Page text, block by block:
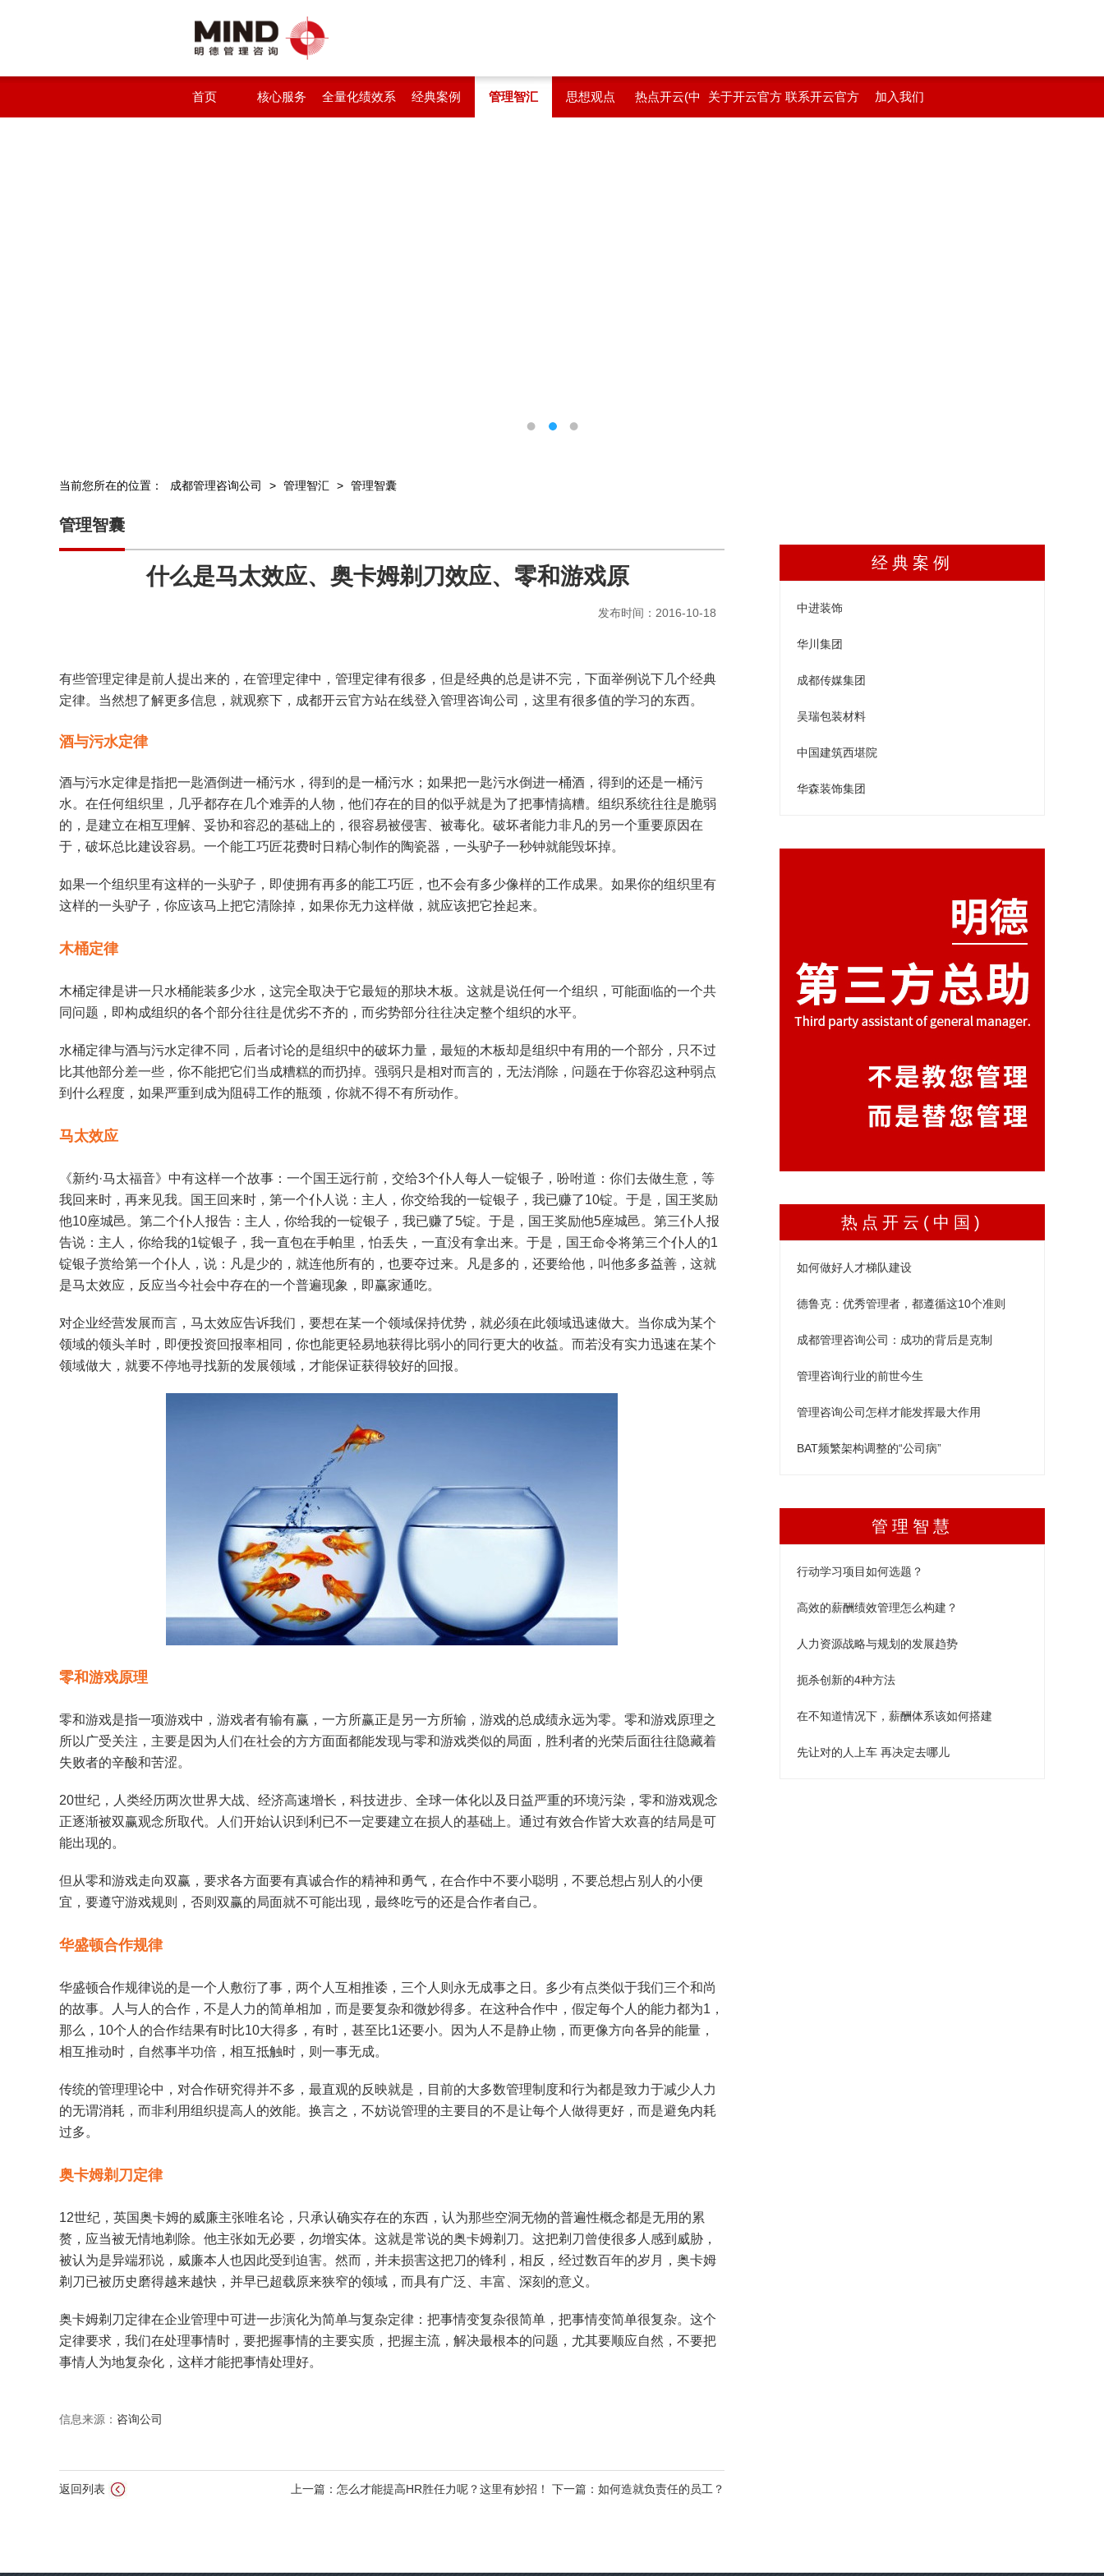
首页 核心服务 全量化绩效系 经典案例 管理智汇 思想观点 热点开云(中 关于开云官方 联系开云官方 加入我们
当前您所在的位置： 成都管理咨询公司 > 管理智汇 > 管理智囊
管理智囊
什么是马太效应、奥卡姆剃刀效应、零和游戏原
发布时间：2016-10-18
有些管理定律是前人提出来的，在管理定律中，管理定律有很多，但是经典的总是讲不完，下面举例说下几个经典
定律。当然想了解更多信息，就观察下，成都开云官方站在线登入管理咨询公司，这里有很多值的学习的东西。
酒与污水定律
酒与污水定律是指把一匙酒倒进一桶污水，得到的是一桶污水；如果把一匙污水倒进一桶酒，得到的还是一桶污
水。在任何组织里，几乎都存在几个难弄的人物，他们存在的目的似乎就是为了把事情搞糟。组织系统往往是脆弱
的，是建立在相互理解、妥协和容忍的基础上的，很容易被侵害、被毒化。破坏者能力非凡的另一个重要原因在
于，破坏总比建设容易。一个能工巧匠花费时日精心制作的陶瓷器，一头驴子一秒钟就能毁坏掉。
如果一个组织里有这样的一头驴子，即使拥有再多的能工巧匠，也不会有多少像样的工作成果。如果你的组织里有
这样的一头驴子，你应该马上把它清除掉，如果你无力这样做，就应该把它拴起来。
木桶定律
木桶定律是讲一只水桶能装多少水，这完全取决于它最短的那块木板。这就是说任何一个组织，可能面临的一个共
同问题，即构成组织的各个部分往往是优劣不齐的，而劣势部分往往决定整个组织的水平。
水桶定律与酒与污水定律不同，后者讨论的是组织中的破坏力量，最短的木板却是组织中有用的一个部分，只不过
比其他部分差一些，你不能把它们当成糟糕的而扔掉。强弱只是相对而言的，无法消除，问题在于你容忍这种弱点
到什么程度，如果严重到成为阻碍工作的瓶颈，你就不得不有所动作。
马太效应
《新约·马太福音》中有这样一个故事：一个国王远行前，交给3个仆人每人一锭银子，吩咐道：你们去做生意，等
我回来时，再来见我。国王回来时，第一个仆人说：主人，你交给我的一锭银子，我已赚了10锭。于是，国王奖励
他10座城邑。第二个仆人报告：主人，你给我的一锭银子，我已赚了5锭。于是，国王奖励他5座城邑。第三仆人报
告说：主人，你给我的1锭银子，我一直包在手帕里，怕丢失，一直没有拿出来。于是，国王命令将第三个仆人的1
锭银子赏给第一个仆人，说：凡是少的，就连他所有的，也要夺过来。凡是多的，还要给他，叫他多多益善，这就
是马太效应，反应当今社会中存在的一个普遍现象，即赢家通吃。
对企业经营发展而言，马太效应告诉我们，要想在某一个领域保持优势，就必须在此领域迅速做大。当你成为某个
领域的领头羊时，即便投资回报率相同，你也能更轻易地获得比弱小的同行更大的收益。而若没有实力迅速在某个
领域做大，就要不停地寻找新的发展领域，才能保证获得较好的回报。
零和游戏原理
零和游戏是指一项游戏中，游戏者有输有赢，一方所赢正是另一方所输，游戏的总成绩永远为零。零和游戏原理之
所以广受关注，主要是因为人们在社会的方方面面都能发现与零和游戏类似的局面，胜利者的光荣后面往往隐藏着
失败者的辛酸和苦涩。
20世纪，人类经历两次世界大战、经济高速增长，科技进步、全球一体化以及日益严重的环境污染，零和游戏观念
正逐渐被双赢观念所取代。人们开始认识到利已不一定要建立在损人的基础上。通过有效合作皆大欢喜的结局是可
能出现的。
但从零和游戏走向双赢，要求各方面要有真诚合作的精神和勇气，在合作中不要小聪明，不要总想占别人的小便
宜，要遵守游戏规则，否则双赢的局面就不可能出现，最终吃亏的还是合作者自己。
华盛顿合作规律
华盛顿合作规律说的是一个人敷衍了事，两个人互相推诿，三个人则永无成事之日。多少有点类似于我们三个和尚
的故事。人与人的合作，不是人力的简单相加，而是要复杂和微妙得多。在这种合作中，假定每个人的能力都为1，
那么，10个人的合作结果有时比10大得多，有时，甚至比1还要小。因为人不是静止物，而更像方向各异的能量，
相互推动时，自然事半功倍，相互抵触时，则一事无成。
传统的管理理论中，对合作研究得并不多，最直观的反映就是，目前的大多数管理制度和行为都是致力于减少人力
的无谓消耗，而非利用组织提高人的效能。换言之，不妨说管理的主要目的不是让每个人做得更好，而是避免内耗
过多。
奥卡姆剃刀定律
12世纪，英国奥卡姆的威廉主张唯名论，只承认确实存在的东西，认为那些空洞无物的普遍性概念都是无用的累
赘，应当被无情地剃除。他主张如无必要，勿增实体。这就是常说的奥卡姆剃刀。这把剃刀曾使很多人感到威胁，
被认为是异端邪说，威廉本人也因此受到迫害。然而，并未损害这把刀的锋利，相反，经过数百年的岁月，奥卡姆
剃刀已被历史磨得越来越快，并早已超载原来狭窄的领域，而具有广泛、丰富、深刻的意义。
奥卡姆剃刀定律在企业管理中可进一步演化为简单与复杂定律：把事情变复杂很简单，把事情变简单很复杂。这个
定律要求，我们在处理事情时，要把握事情的主要实质，把握主流，解决最根本的问题，尤其要顺应自然，不要把
事情人为地复杂化，这样才能把事情处理好。
信息来源： 咨询公司
返回列表 上一篇：怎么才能提高HR胜任力呢？这里有妙招！ 下一篇：如何造就负责任的员工？
经典案例
中进装饰
华川集团
成都传媒集团
吴瑞包装材料
中国建筑西堪院
华森装饰集团
热点开云(中国)
如何做好人才梯队建设
德鲁克：优秀管理者，都遵循这10个准则
成都管理咨询公司：成功的背后是克制
管理咨询行业的前世今生
管理咨询公司怎样才能发挥最大作用
BAT频繁架构调整的“公司病”
管理智慧
行动学习项目如何选题？
高效的薪酬绩效管理怎么构建？
人力资源战略与规划的发展趋势
扼杀创新的4种方法
在不知道情况下，薪酬体系该如何搭建
先让对的人上车 再决定去哪儿